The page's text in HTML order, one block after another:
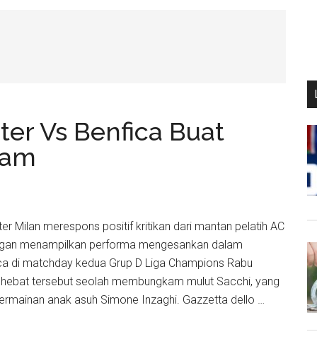
Vs Benfica Buat
Milan merespons positif kritikan dari mantan pelatih AC
menampilkan performa mengesankan dalam
di matchday kedua Grup D Liga Champions Rabu
tersebut seolah membungkam mulut Sacchi, yang
anak asuh Simone Inzaghi. Gazzetta dello …